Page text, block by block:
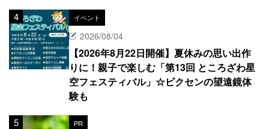
イベント
2026/08/04
【2026年8月22日開催】夏休みの思い出作
りに！親子で楽しむ「第13回 ところざわ星
空フェスティバル」☆ビクセンの望遠鏡体
験も
PR